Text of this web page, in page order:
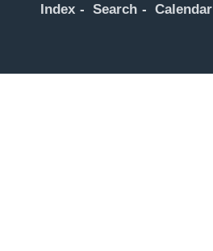
Index Search Calendar